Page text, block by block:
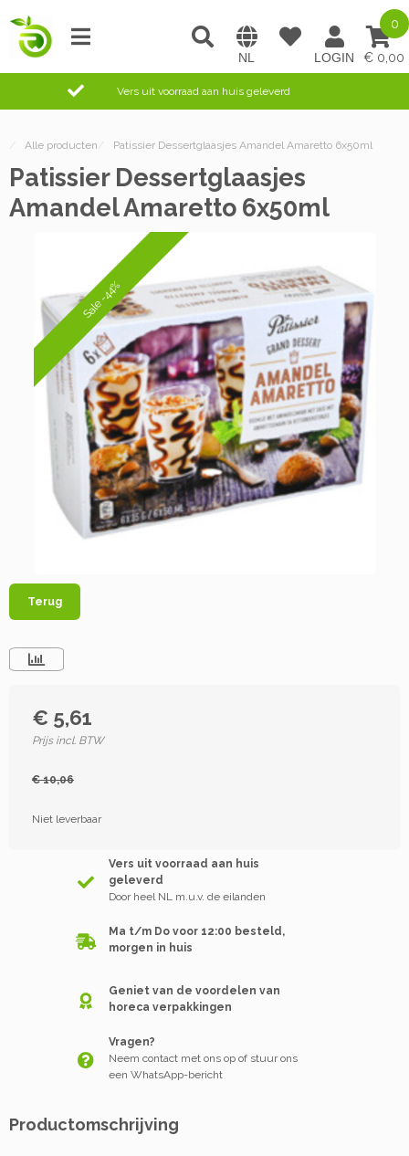
0,00
0
Vers uit voorraad aan huis geleverd
/ Alle producten / Patissier Dessertglaasjes Amandel Amaretto 6x50ml
Patissier Dessertglaasjes
Amandel Amaretto 6x50ml
Sale -44%
Terug
€ 5,61
Prijs incl. BTW
€ 10,06
Niet leverbaar
Vers uit voorraad aan huis
geleverd
Door heel NL m.u.v. de eilanden
Ma t/m Do voor 12:00 besteld,
morgen in huis
Geniet van de voordelen van
horeca verpakkingen
Vragen?
Neem contact met ons op of stuur ons
een WhatsApp-bericht
Productomschrijving